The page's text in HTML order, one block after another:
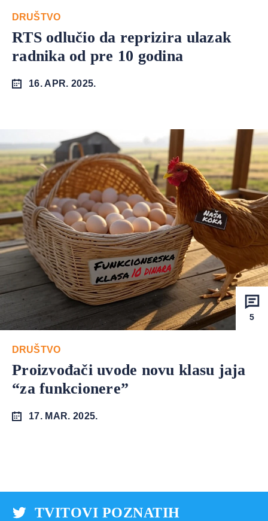
DRUŠTVO
RTS odlučio da reprizira ulazak
radnika od pre 10 godina
16. APR. 2025.
5
DRUŠTVO
Proizvođači uvode novu klasu jaja
“za funkcionere”
17. MAR. 2025.
TVITOVI POZNATIH